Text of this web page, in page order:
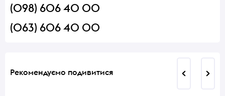
(098) 606 40 00
(063) 606 40 00
Рекомендуємо подивитися